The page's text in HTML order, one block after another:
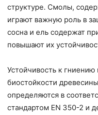
структуре. Смолы,
играют важную роль в
сосна и ель содержат
повышают их
Устойчивость к
биостойкости
определяются в
стандартом EN 350-2 и